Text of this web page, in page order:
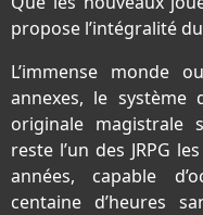
propose l’intégralité
L’immense monde
annexes, le
originale magistrale
reste l’un des JRPG
années, capable
centaine d’heures